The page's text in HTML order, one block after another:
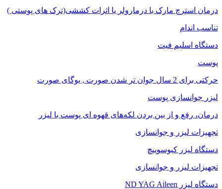
درمان استرچ مارک با درمارولر یا اثرات کششی(ترک های پوستی )
تناسب اندام
دستگاه اسلیم فیت
پوست
حرکتی برای 2 سال جوان تر شدن صورت , یوگای صورت
لیزر جوانسازی پوست
درمان، رفع و از بین بردن لکه‌های قهوه ای پوست با لیزر
تجهیزات لیزر و جوانسازی
دستگاه لیزر کیوسوییچ
تجهیزات لیزر و جوانسازی
دستگاه لیزر ND YAG Aileen